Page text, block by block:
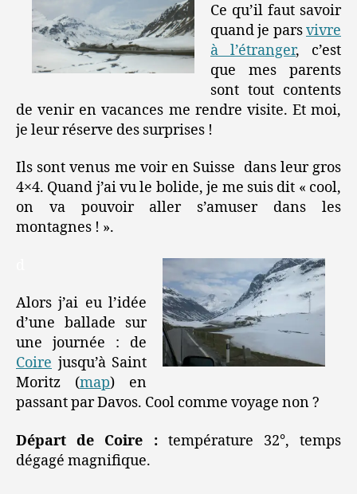
Ce qu’il faut savoir
quand je parsvivre
à l’étranger, c’est
que mes parents
sont tout contents
de venir en vacances me rendre visite. Et moi,
je leur réserve des surprises !
Ils sont venus me voir en Suisse dans leur gros
4×4. Quand j’ai vu le bolide, je me suis dit « cool,
on va pouvoir aller s’amuser dans les
montagnes ! ».
Alors j’ai eu l’idée
d’une ballade sur
une journée : de
Coire jusqu’à Saint
Moritz (map) en
passant par Davos. Cool comme voyage non ?
Départ de Coire :température 32°, temps
dégagé magnifique.